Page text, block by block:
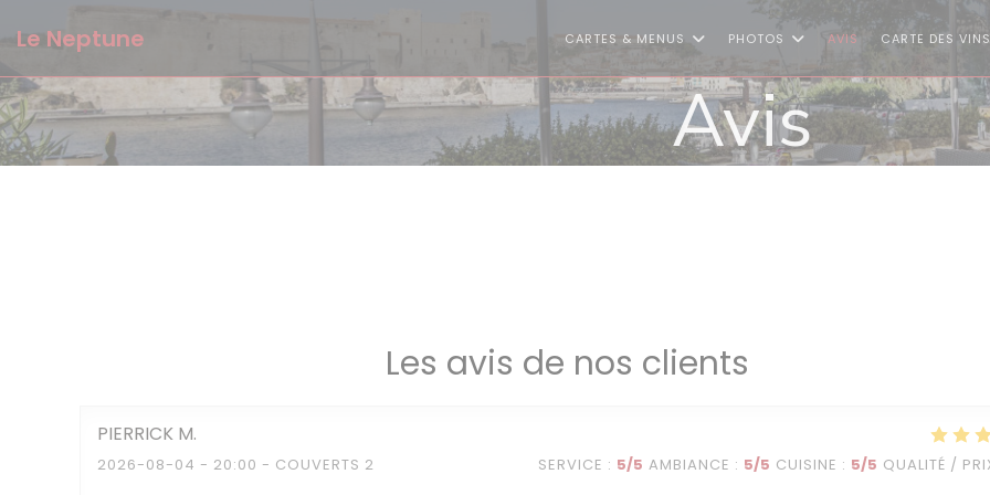
Le Neptune CARTES & MENUS PHOTOS AVIS CARTE DES VINS
Avis
Les avis de nos clients
PIERRICK M
2026-08-04 - 20:00 - COUVERTS 2 SERVICE : 5/5 AMBIANCE : 5/5 CUISINE : 5/5 QUALITÉ /